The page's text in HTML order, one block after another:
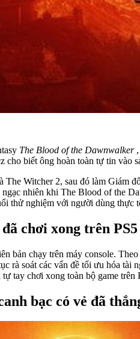
The Blood of the Dawnwalker
biết ông hoàn toàn tự tin
Witcher 2, sau đó làm
nhiên khi The Blood of the
thử nghiệm với người dùng thực
chơi xong trên PS5
bản chạy trên máy console.
rà soát các vấn đề tối ưu hóa
tay chơi xong toàn bộ game
bạc có vẻ đã